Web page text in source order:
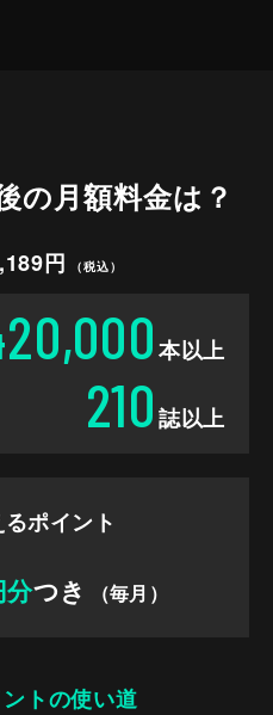
の月額料金は？
円 （税込）
本以上
210 誌以上
ポイント
分つき （毎月）
トの使い道